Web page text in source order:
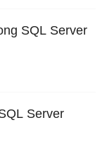
SQL Server
Server